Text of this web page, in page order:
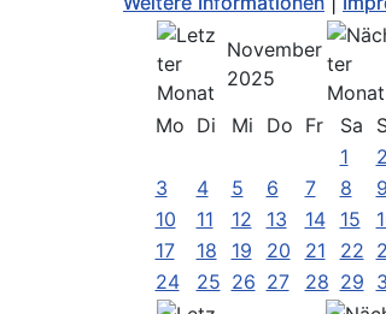
November
2025
Mo Di Mi Do Fr Sa
1
2
3
4 5 6 7 8
9
10
11 12 13 14 15
17
18 19 20 21 22
24
25 26 27 28 29